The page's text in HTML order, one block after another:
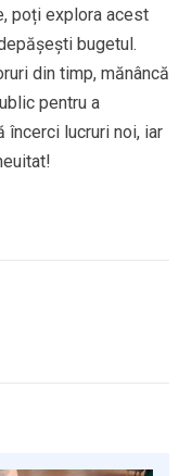
poți explora acest
bugetul.
din timp, mănâncă
pentru a
lucruri noi, iar